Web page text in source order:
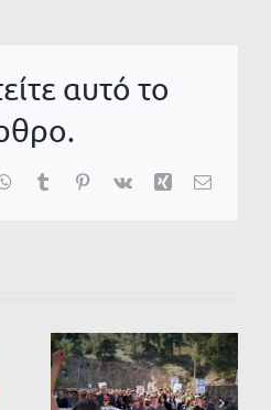
αυτό το
WhatsApp
TumblrPinterest
Vk Xing Email